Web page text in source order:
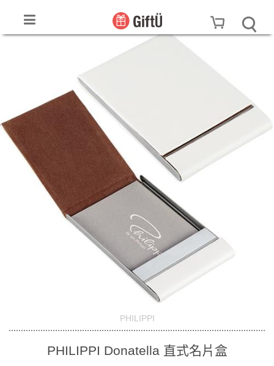
PHILIPPI
PHILIPPI Donatella 直式名片盒